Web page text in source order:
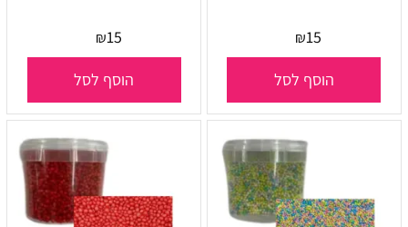
₪15
הוסף לסל
₪15
הוסף לסל